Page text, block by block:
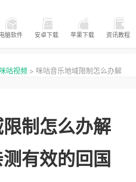
电脑软件 安卓下载 苹果下载 资讯教程
咕视频 > 咪咕音乐地域限制怎么办解
制怎么办解
有效的回国